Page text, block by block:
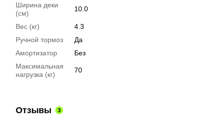
Ширина деки
(см)
10.0
Вес (кг)
4.3
Ручной тормоз
Да
Амортизатор
Без
Максимальная
нагрузка (кг)
70
Отзывы 3